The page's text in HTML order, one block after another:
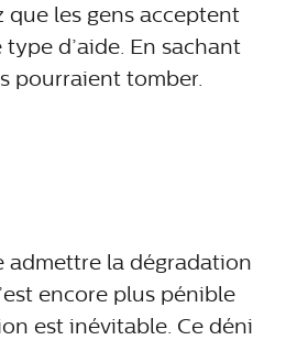
que les gens acceptent
d’aide. En sachant
pourraient tomber.
admettre la dégradation
encore plus pénible
est inévitable. Ce déni